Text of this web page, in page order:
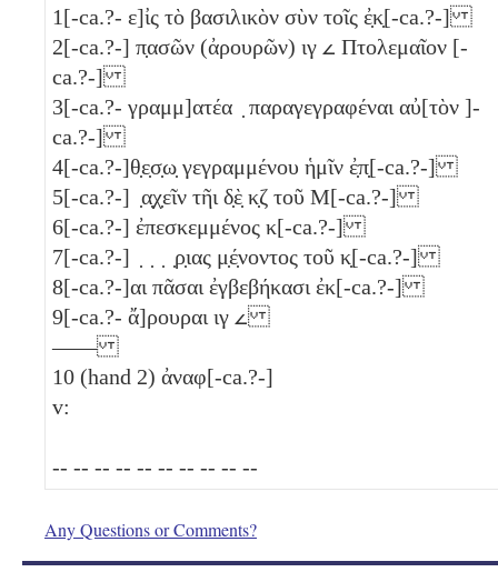
1[-ca.?- ε]ἰς τὸ βασιλικὸν σὺν τοῖς ἐ̣κ̣[-ca.?-]
2[-ca.?-] π̣ασῶν (ἀρουρῶν) ιγ 𐅵 Πτολεμαῖον [-
ca.?-]
3[-ca.?- γραμμ]ατέα ̣ παραγεγραφέναι αὐ[τὸν ]-
ca.?-]
4[-ca.?-]θ̣ε̣σ̣ω̣ γεγραμμένου ἡμῖν ἐ̣π̣[-ca.?-]
5[-ca.?-] ̣α̣χ̣εῖν τῆι δ̣ὲ̣ κ̣ζ τοῦ Μ[-ca.?-]
6[-ca.?-] ἐπεσκεμμένος κ[-ca.?-]
7[-ca.?-] ̣ ̣ ̣ ̣ρ̣ιας μ̣έ̣νοντος τοῦ κ̣[-ca.?-]
8[-ca.?-]αι πᾶσαι ἐγβεβήκασι ἐκ[-ca.?-]
9[-ca.?- ἄ]ρουραι ιγ 𐅵
——
10 (hand 2) ἀναφ[-ca.?-]
v:
-- -- -- -- -- -- -- -- -- --
Any Questions or Comments?